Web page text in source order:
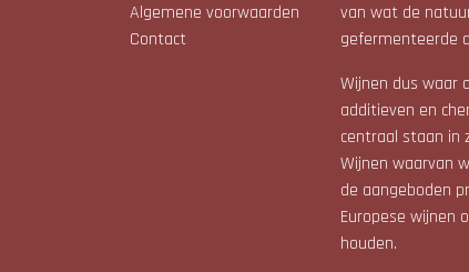
Algemene voorwaarden
Contact
van wat de
gefermenteerde
Wijnen dus waar
additieven en
centraal staan in
Wijnen waarvan
de aangeboden
Europese wijnen
houden.